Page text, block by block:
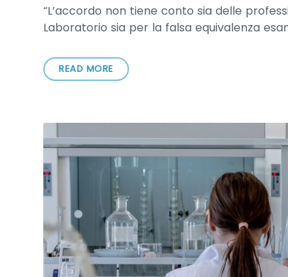
“L’accordo non tiene conto sia delle
Laboratorio sia per la falsa equivalenza
READ MORE